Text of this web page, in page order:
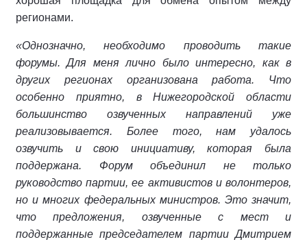
регионами.
«Однозначно, необходимо проводить такие
форумы. Для меня лично было интересно, как в
других регионах организована работа. Что
особенно приятно, в Нижегородской области
большинство озвученных направлений уже
реализовывается. Более того, нам удалось
озвучить и свою инициативу, которая была
поддержана. Форум объединил не только
руководство партии, ее активистов и волонтеров,
но и многих федеральных министров. Это значит,
что предложения, озвученные с мест и
поддержанные председателем партии Дмитрием